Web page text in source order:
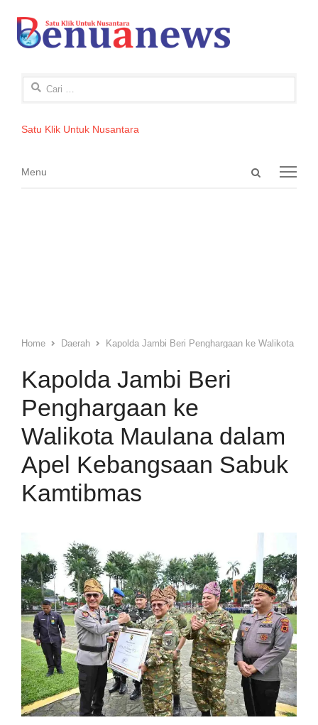
Cari
Satu Klik Untuk Nusantara
Open
Menu
Menu
Home Daerah Kapolda Jambi Beri Penghargaan ke Walikota
Kapolda Jambi Beri
Penghargaan ke
Walikota Maulana dalam
Apel Kebangsaan Sabuk
Kamtibmas